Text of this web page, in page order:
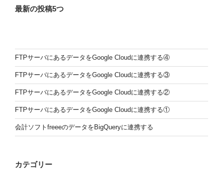
最新の投稿5つ
FTPサーバにあるデータをGoogle Cloudに連携する④
FTPサーバにあるデータをGoogle Cloudに連携する③
FTPサーバにあるデータをGoogle Cloudに連携する②
FTPサーバにあるデータをGoogle Cloudに連携する①
会計ソフトfreeeのデータをBigQueryに連携する
カテゴリー